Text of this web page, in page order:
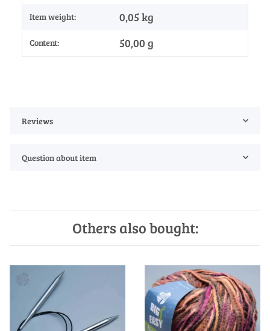
Item weight: 0,05 kg
Content: 50,00 g
Reviews
Question about item
Others also bought: